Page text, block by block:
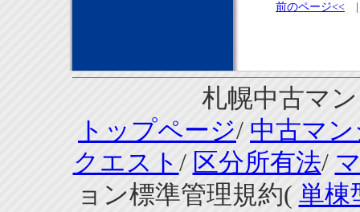
前のページ<<
札幌中古マ
トップページ/ 中古マ
クエスト / 区分所有法/
ョン標準管理規約( 単棟